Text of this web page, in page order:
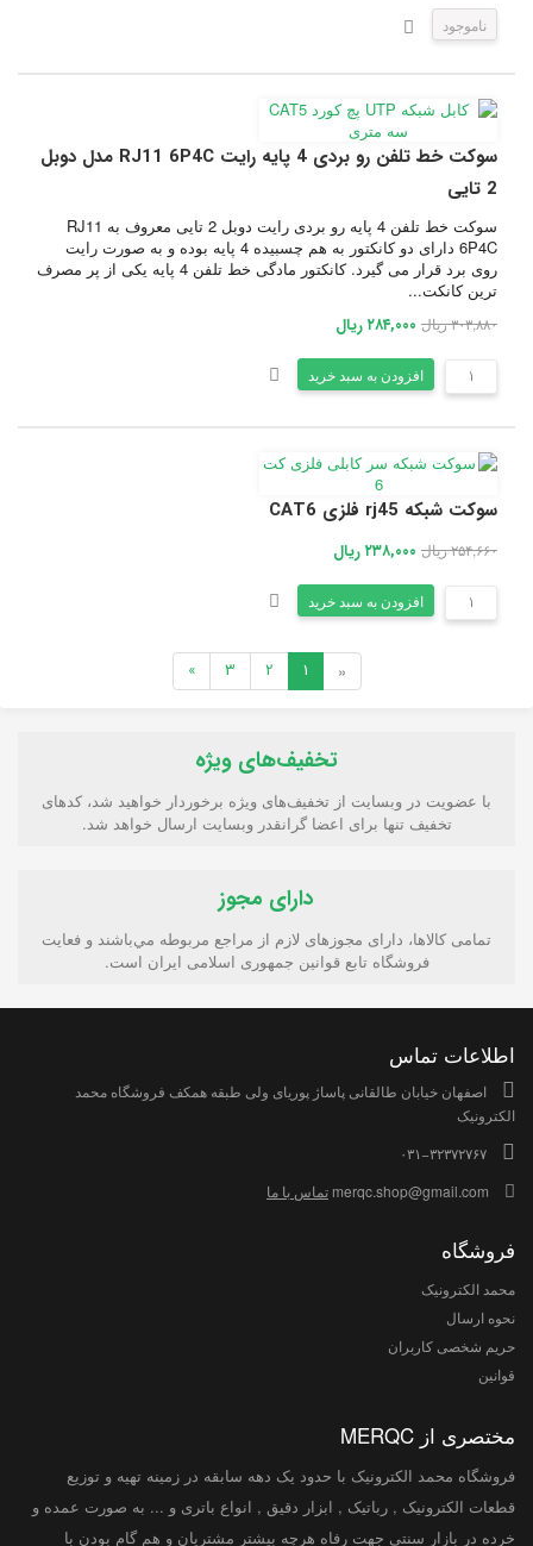
ناموجود
سوکت خط تلفن رو بردی 4 پایه رایت RJ11 6P4C مدل دوبل
2 تایی
سوکت خط تلفن 4 پایه رو بردی رایت دوبل 2 تایی معروف به RJ11
6P4C دارای دو کانکتور به هم چسبیده 4 پایه بوده و به صورت رایت
روی برد قرار می گیرد. کانکتور مادگی خط تلفن 4 پایه یکی از پر مصرف
ترین کانکت...
۳۰۳,۸۸۰ ریال ۲۸۴,۰۰۰ ریال
افزودن به سبد خرید
سوکت شبکه rj45 فلزی CAT6
۲۵۴,۶۶۰ ریال ۲۳۸,۰۰۰ ریال
افزودن به سبد خرید
«
1
2
3
»
تخفیف‌های ویژه
با عضویت در وبسایت از تخفیف‌های ویژه برخوردار خواهید شد، کدهای
تخفیف تنها برای اعضا گرانقدر وبسایت ارسال خواهد شد.
دارای مجوز
تمامی كالاها، دارای مجوزهای لازم از مراجع مربوطه مي‌باشند و فعایت
فروشگاه تابع قوانين جمهوری اسلامی ايران است.
اطلاعات تماس
اصفهان خیابان طالقانی پاساژ پوریای ولی طبقه همکف فروشگاه محمد
الکترونیک
تماس با ما
فروشگاه
محمد الکترونیک
نحوه ارسال
حریم شخصی کاربران
قوانین
مختصری از MERQC
فروشگاه محمد الکترونیک با حدود یک دهه سابقه در زمینه تهیه و توزیع
قطعات الکترونیک , رباتیک , ابزار دقیق , انواع باتری و ... به صورت عمده و
خرده در بازار سنتی جهت رفاه هرچه بیشتر مشتریان و هم گام بودن با